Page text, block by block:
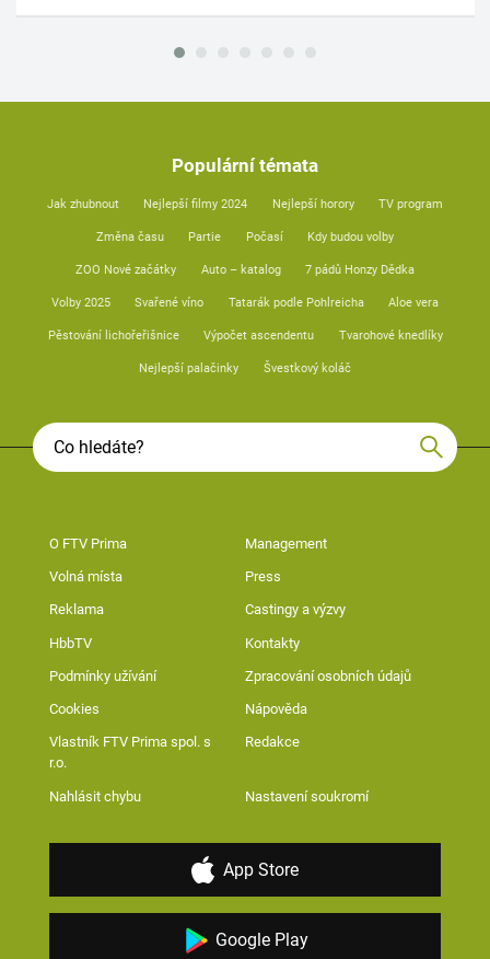
Populární témata
Jak zhubnout Nejlepší filmy 2024 Nejlepší horory TV program
Změna času Partie Počasí Kdy budou volby
ZOO Nové začátky Auto – katalog 7 pádů Honzy Dědka
Volby 2025 Svařené víno Tatarák podle Pohlreicha Aloe vera
Pěstování lichořeřišnice Výpočet ascendentu Tvarohové knedlíky
Nejlepší palačinky Švestkový koláč
O FTV Prima Management
Volná místa Press
Reklama Castingy a výzvy
HbbTV Kontakty
Podmínky užívání Zpracování osobních údajů
Cookies Nápověda
Vlastník FTV Prima spol. s
r.o.
Redakce
Nahlásit chybu Nastavení soukromí
App Store
Google Play